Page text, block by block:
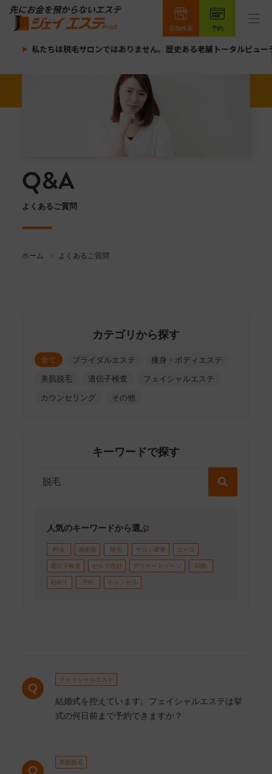
店舗検索 予約
私たちは脱毛サロンではありません。歴史ある老舗トータルビューテ
Q&A
よくあるご質問
ホーム よくあるご質問
カテゴリから探す
全て ブライダルエステ 痩身・ボディエステ
美肌脱毛 遺伝子検査 フェイシャルエステ
カウンセリング その他
キーワードで探す
人気のキーワードから選ぶ
料金 施術前 脱毛 サロン変更 コース
遺伝子検査 セルフ洗顔 デリケートゾーン 回数
初めて 予約 キャンセル
フェイシャルエステ
結婚式を控えています。フェイシャルエステは挙
式の何日前まで予約できますか？
美肌脱毛